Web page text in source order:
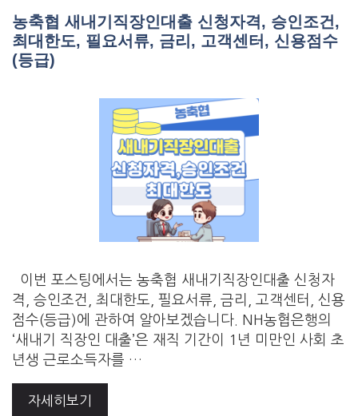
농축협 새내기직장인대출 신청자격, 승인조건,
최대한도, 필요서류, 금리, 고객센터, 신용점수
(등급)
이번 포스팅에서는 농축협 새내기직장인대출 신청자
격, 승인조건, 최대한도, 필요서류, 금리, 고객센터, 신용
점수(등급)에 관하여 알아보겠습니다. NH농협은행의
‘새내기 직장인 대출’은 재직 기간이 1년 미만인 사회 초
년생 근로소득자를 …
자세히보기